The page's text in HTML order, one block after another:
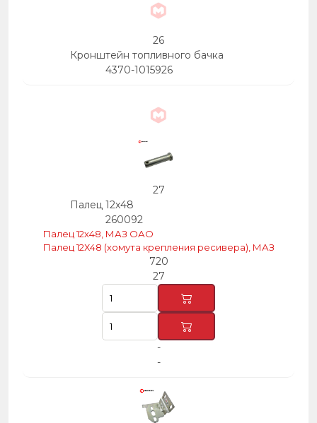
26
Кронштейн топливного бачка
4370-1015926
27
Палец 12х48
260092
Палец 12х48, МАЗ ОАО
Палец 12Х48 (хомута крепления ресивера), МАЗ
720
27
-
-